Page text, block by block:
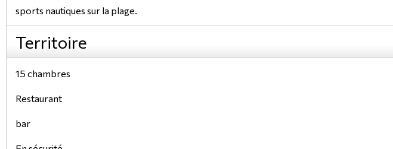
sports nautiques sur la plage.
Territoire
15 chambres
Restaurant
bar